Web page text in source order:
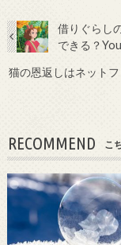
借りぐらし
できる？
猫の恩返しはネット
RECOMMEND こ